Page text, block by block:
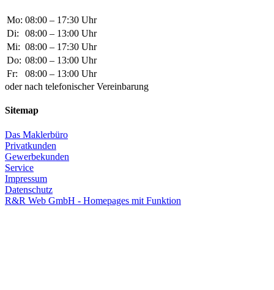
Mo: 08:00 – 17:30 Uhr
Di:
08:00 – 13:00 Uhr
Mi: 08:00 – 17:30 Uhr
Do: 08:00 – 13:00 Uhr
Fr:
08:00 – 13:00 Uhr
oder nach telefonischer Vereinbarung
Sitemap
Das Maklerbüro
Privatkunden
Gewerbekunden
Service
Impressum
Datenschutz
R&R Web GmbH - Homepages mit Funktion